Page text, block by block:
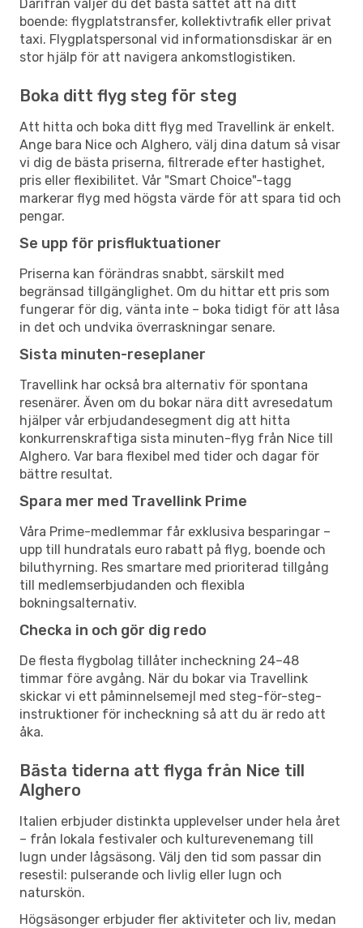
Därifrån väljer du det bästa sättet att nå ditt
boende: flygplatstransfer, kollektivtrafik eller privat
taxi. Flygplatspersonal vid informationsdiskar är en
stor hjälp för att navigera ankomstlogistiken.
Boka ditt flyg steg för steg
Att hitta och boka ditt flyg med Travellink är enkelt.
Ange bara Nice och Alghero, välj dina datum så visar
vi dig de bästa priserna, filtrerade efter hastighet,
pris eller flexibilitet. Vår "Smart Choice"-tagg
markerar flyg med högsta värde för att spara tid och
pengar.
Se upp för prisfluktuationer
Priserna kan förändras snabbt, särskilt med
begränsad tillgänglighet. Om du hittar ett pris som
fungerar för dig, vänta inte – boka tidigt för att låsa
in det och undvika överraskningar senare.
Sista minuten-reseplaner
Travellink har också bra alternativ för spontana
resenärer. Även om du bokar nära ditt avresedatum
hjälper vår erbjudandesegment dig att hitta
konkurrenskraftiga sista minuten-flyg från Nice till
Alghero. Var bara flexibel med tider och dagar för
bättre resultat.
Spara mer med Travellink Prime
Våra Prime-medlemmar får exklusiva besparingar –
upp till hundratals euro rabatt på flyg, boende och
biluthyrning. Res smartare med prioriterad tillgång
till medlemserbjudanden och flexibla
bokningsalternativ.
Checka in och gör dig redo
De flesta flygbolag tillåter incheckning 24–48
timmar före avgång. När du bokar via Travellink
skickar vi ett påminnelsemejl med steg-för-steg-
instruktioner för incheckning så att du är redo att
åka.
Bästa tiderna att flyga från Nice till
Alghero
Italien erbjuder distinkta upplevelser under hela året
– från lokala festivaler och kulturevenemang till
lugn under lågsäsong. Välj den tid som passar din
resestil: pulserande och livlig eller lugn och
naturskön.
Högsäsonger erbjuder fler aktiviteter och liv, medan